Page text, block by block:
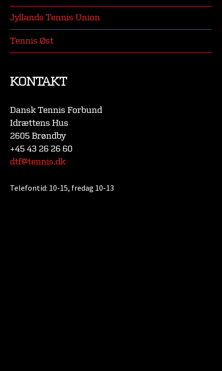
Jyllands Tennis Union
Tennis Øst
KONTAKT
Dansk Tennis Forbund
Idrættens Hus
2605 Brøndby
+45 43 26 26 60
dtf@tennis.dk
Telefontid: 10-15, fredag 10-13